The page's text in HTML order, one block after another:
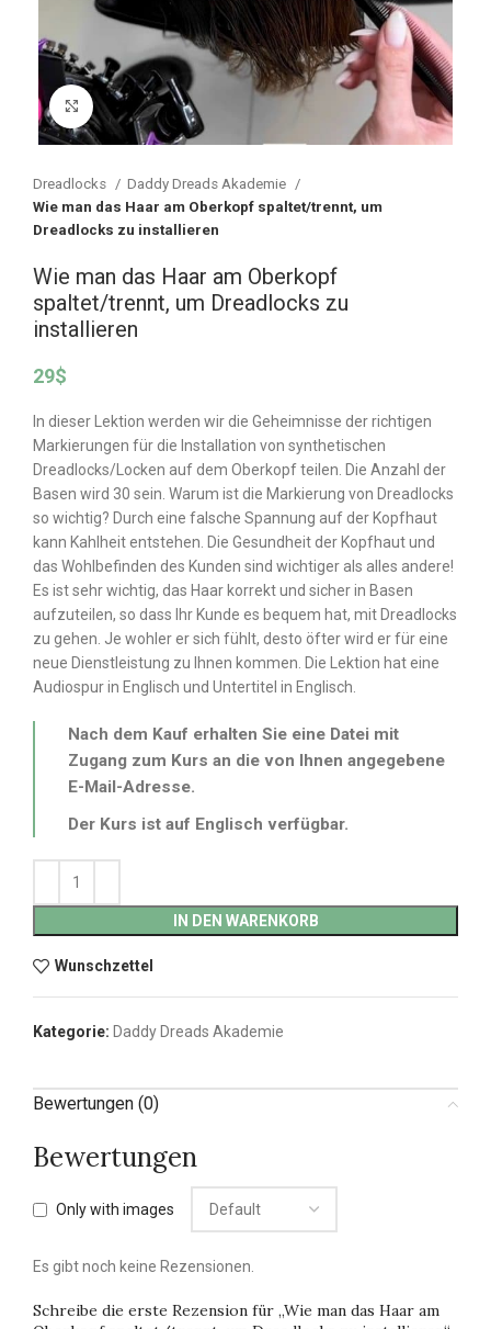
Vergrößern
Dreadlocks
Daddy Dreads Akademie
Wie man das Haar am Oberkopf spaltet/trennt, um
Dreadlocks zu installieren
Wie man das Haar am Oberkopf
spaltet/trennt, um Dreadlocks zu
installieren
29$
In dieser Lektion werden wir die Geheimnisse der richtigen
Markierungen für die Installation von synthetischen
Dreadlocks/Locken auf dem Oberkopf teilen. Die Anzahl der
Basen wird 30 sein. Warum ist die Markierung von Dreadlocks
so wichtig? Durch eine falsche Spannung auf der Kopfhaut
kann Kahlheit entstehen. Die Gesundheit der Kopfhaut und
das Wohlbefinden des Kunden sind wichtiger als alles andere!
Es ist sehr wichtig, das Haar korrekt und sicher in Basen
aufzuteilen, so dass Ihr Kunde es bequem hat, mit Dreadlocks
zu gehen. Je wohler er sich fühlt, desto öfter wird er für eine
neue Dienstleistung zu Ihnen kommen. Die Lektion hat eine
Audiospur in Englisch und Untertitel in Englisch.
Nach dem Kauf erhalten Sie eine Datei mit
Zugang zum Kurs an die von Ihnen angegebene
E-Mail-Adresse.
Der Kurs ist auf Englisch verfügbar.
IN DEN WARENKORB
Wunschzettel
Kategorie: Daddy Dreads Akademie
Bewertungen (0)
Bewertungen
Only with images
Es gibt noch keine Rezensionen.
Schreibe die erste Rezension für „Wie man das Haar am